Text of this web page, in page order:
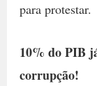
para protestar.
10% do PIB
corrupção!